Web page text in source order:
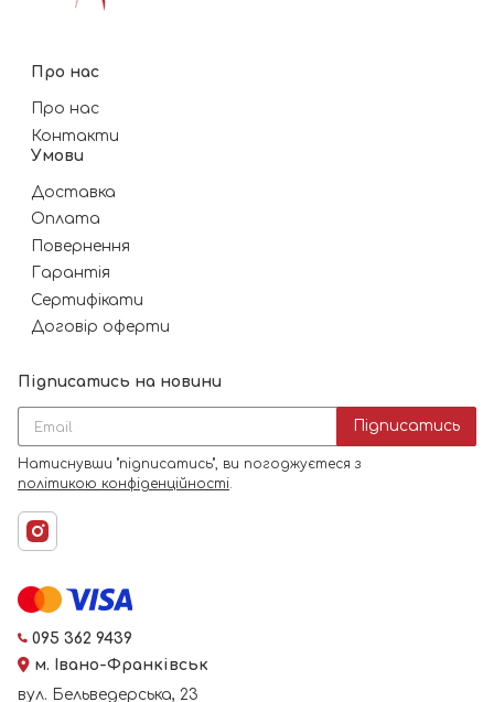
Про нас
Про нас
Контакти
Умови
Доставка
Оплата
Повернення
Гарантія
Сертифікати
Договір оферти
Підписатись на новини
Підписатись
Натиснувши "підписатись", ви погоджуєтеся з
політикою конфіденційності.
095 362 9439
м. Івано-Франківськ
вул. Бельведерська, 23